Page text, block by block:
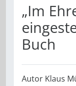
„Im
Buch
Autor Klaus